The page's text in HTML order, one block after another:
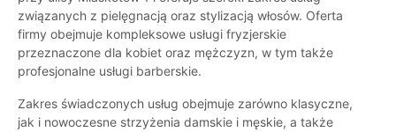
związanych z pielęgnacją oraz stylizacją włosów. Oferta
firmy obejmuje kompleksowe usługi fryzjerskie
przeznaczone dla kobiet oraz mężczyzn, w tym także
profesjonalne usługi barberskie.
Zakres świadczonych usług obejmuje zarówno klasyczne,
jak i nowoczesne strzyżenia damskie i męskie, a także